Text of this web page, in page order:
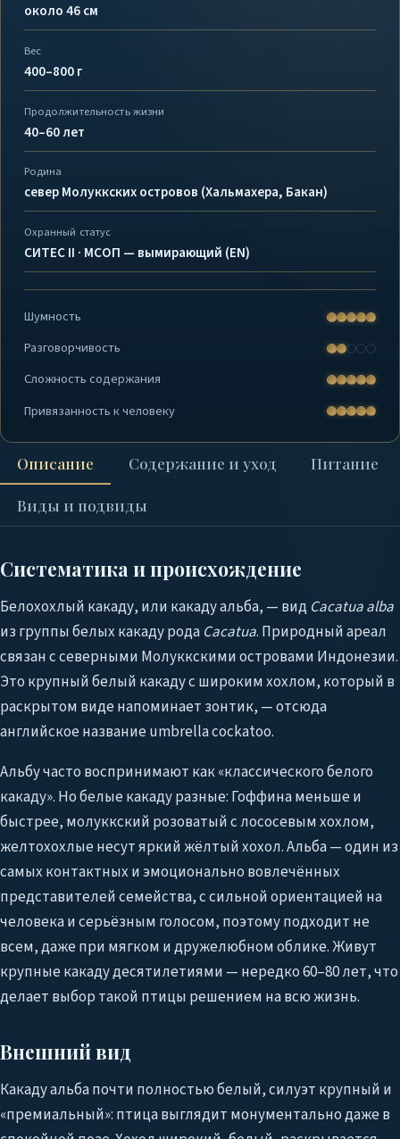
около 46 см
Вес
400–800 г
Продолжительность жизни
40–60 лет
Родина
север Молуккских островов (Хальмахера, Бакан)
Охранный статус
СИТЕС II · МСОП — вымирающий (EN)
Шумность
Разговорчивость
Сложность содержания
Привязанность к человеку
Описание Содержание и уход Питание
Виды и подвиды
Систематика и происхождение
Белохохлый какаду, или какаду альба, — вид Cacatua alba
из группы белых какаду рода Cacatua. Природный ареал
связан с северными Молуккскими островами Индонезии.
Это крупный белый какаду с широким хохлом, который в
раскрытом виде напоминает зонтик, — отсюда
английское название umbrella cockatoo.
Альбу часто воспринимают как «классического белого
какаду». Но белые какаду разные: Гоффина меньше и
быстрее, молуккский розоватый с лососевым хохлом,
желтохохлые несут яркий жёлтый хохол. Альба — один из
самых контактных и эмоционально вовлечённых
представителей семейства, с сильной ориентацией на
человека и серьёзным голосом, поэтому подходит не
всем, даже при мягком и дружелюбном облике. Живут
крупные какаду десятилетиями — нередко 60–80 лет, что
делает выбор такой птицы решением на всю жизнь.
Внешний вид
Какаду альба почти полностью белый, силуэт крупный и
«премиальный»: птица выглядит монументально даже в